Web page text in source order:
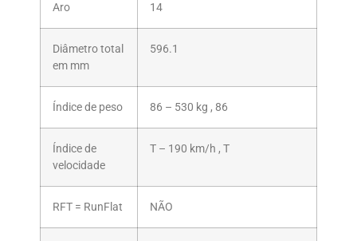
Aro 14
Diâmetro total
em mm
596.1
Índice de peso 86 – 530 kg , 86
Índice de
velocidade
T – 190 km/h , T
RFT = RunFlat NÃO